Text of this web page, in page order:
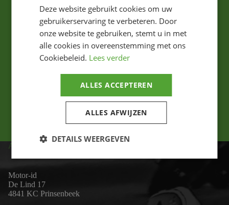
ADRES
Motor-id
De Lind 17
4841 KC Prinsenbeek
Deze website gebruikt cookies om uw
gebruikerservaring te verbeteren. Door
onze website te gebruiken, stemt u in met
alle cookies in overeenstemming met ons
Cookiebeleid. Lees verder
ALLES ACCEPTEREN
ALLES AFWIJZEN
DETAILS WEERGEVEN